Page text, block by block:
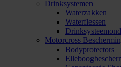
Drinksystemen
Waterzakken
Waterflessen
Motorcross
Bodyprotectors